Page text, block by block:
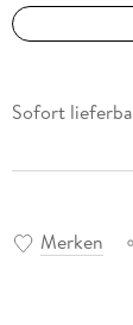
Sofort
Merken